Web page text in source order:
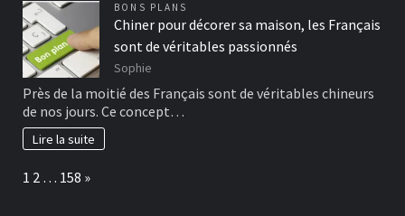
BONS PLANS
Chiner pour décorer sa maison, les Français
sont de véritables passionnés
Sophie
Près de la moitié des Français sont de véritables chineurs
de nos jours. Ce concept…
Lire la suite
Page:
1 2 … 158 Next
»